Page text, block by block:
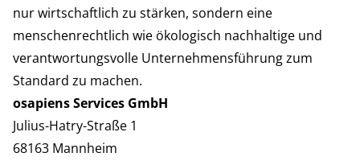
nur wirtschaftlich zu stärken, sondern eine
menschenrechtlich wie ökologisch nachhaltige und
verantwortungsvolle Unternehmensführung zum
Standard zu machen.
osapiens Services GmbH
Julius-Hatry-Straße 1
68163 Mannheim